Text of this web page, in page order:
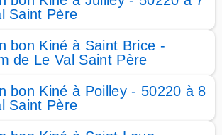
Saint Père
bon Kiné à Saint Brice -
de Le Val Saint Père
bon Kiné à Poilley - 50220 à 8
Saint Père